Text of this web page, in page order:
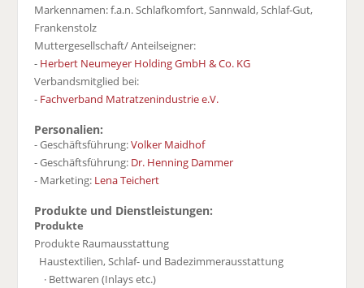
Markennamen: f.a.n. Schlafkomfort, Sannwald, Schlaf-Gut,
Frankenstolz
Muttergesellschaft/ Anteilseigner:
- Herbert Neumeyer Holding GmbH & Co. KG
Verbandsmitglied bei:
- Fachverband Matratzenindustrie e.V.
Personalien:
- Geschäftsführung:Volker Maidhof
- Geschäftsführung: Dr. Henning Dammer
- Marketing: Lena Teichert
Produkte und Dienstleistungen:
Produkte
Produkte Raumausstattung
Haustextilien, Schlaf- und Badezimmerausstattung
· Bettwaren (Inlays etc.)